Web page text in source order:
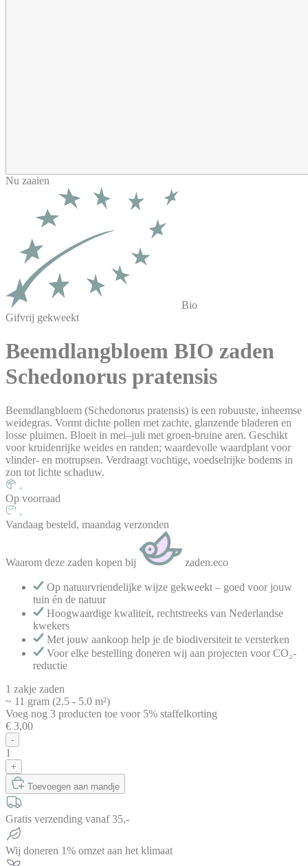
Nu zaaien
Bio
Gifvrij gekweekt
Beemdlangbloem BIO zaden
Schedonorus pratensis
Beemdlangbloem (Schedonorus pratensis) is een robuuste, inheemse
weidegras. Vormt dichte pollen met zachte, glanzende bladeren en
losse pluimen. Bloeit in mei–juli met groen‑bruine aren. Geschikt
voor kruidenrijke weides en randen; waardevolle waardplant voor
vlinder- en motrupsen. Verdraagt vochtige, voedselrijke bodems in
zon tot lichte schaduw.
Op voorraad
Vandaag besteld, maandag verzonden
Waarom deze zaden kopen bij zaden.eco
Op natuurvriendelijke wijze gekweekt – goed voor jouw
tuin én de natuur
Hoogwaardige kwaliteit, rechtstreeks van Nederlandse
kwekers
Met jouw aankoop help je de biodiversiteit te versterken
Voor elke bestelling doneren wij aan projecten voor CO₂-
reductie
1 zakje zaden
~ 11 gram (2.5 - 5.0 m²)
Voeg nog 3 producten toe voor 5% staffelkorting
€ 3,00
-
1
+
Toevoegen aan mandje
Gratis verzending vanaf 35,-
Wij doneren 1% omzet aan het klimaat